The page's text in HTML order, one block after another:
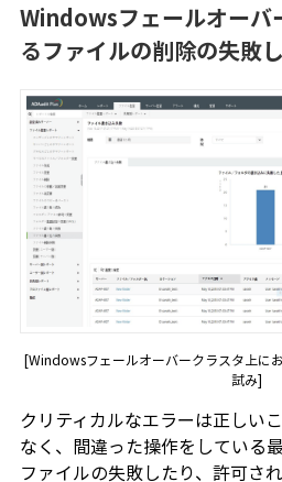
Windowsフェールオーバ
るファイルの削除の失敗
[Windowsフェールオーバークラスタ上に
試み]
クリティカルなエラーは正しい
なく、間違った操作をしている
ファイルの失敗したり、許可さ